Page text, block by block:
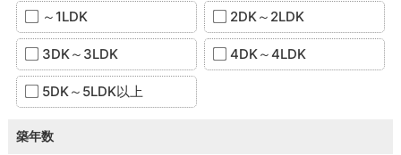
～1LDK 2DK～2LDK
3DK～3LDK 4DK～4LDK
5DK～5LDK以上
築年数